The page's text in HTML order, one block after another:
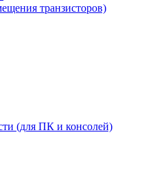
транзисторов)
(для ПК и консолей)